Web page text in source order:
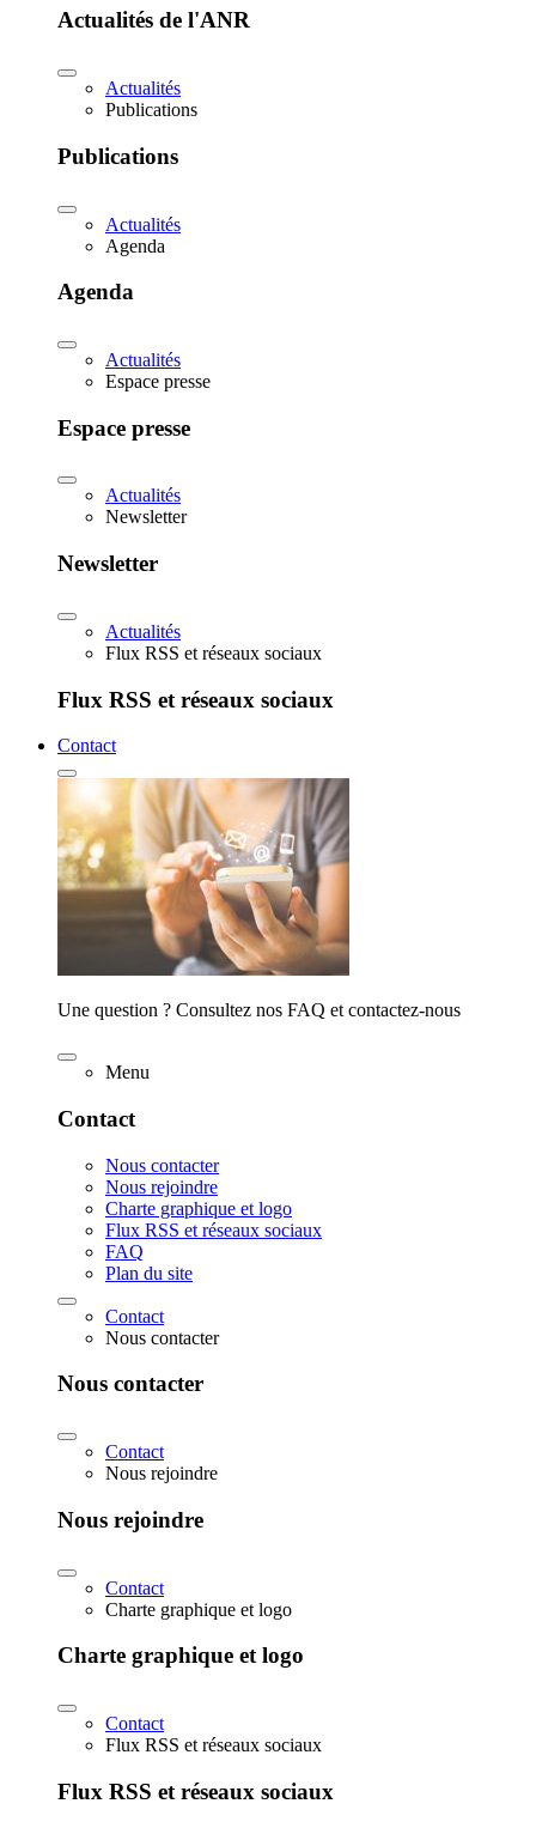
Actualités de l'ANR
Actualités
Publications
Publications
Actualités
Agenda
Agenda
Actualités
Espace presse
Espace presse
Actualités
Newsletter
Newsletter
Actualités
Flux RSS et réseaux sociaux
Flux RSS et réseaux sociaux
Contact
Une question ? Consultez nos FAQ et contactez-nous
Menu
Contact
Nous contacter
Nous rejoindre
Charte graphique et logo
Flux RSS et réseaux sociaux
FAQ
Plan du site
Contact
Nous contacter
Nous contacter
Contact
Nous rejoindre
Nous rejoindre
Contact
Charte graphique et logo
Charte graphique et logo
Contact
Flux RSS et réseaux sociaux
Flux RSS et réseaux sociaux